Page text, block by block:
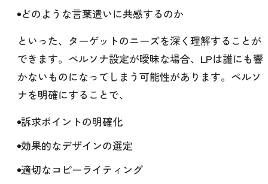
どのような言葉遣いに共感するのか
といった、ターゲットのニーズを深く理解することが
できます。ペルソナ設定が曖昧な場合、LPは誰にも響
かないものになってしまう可能性があります。ペルソ
ナを明確にすることで、
訴求ポイントの明確化
効果的なデザインの選定
適切なコピーライティング